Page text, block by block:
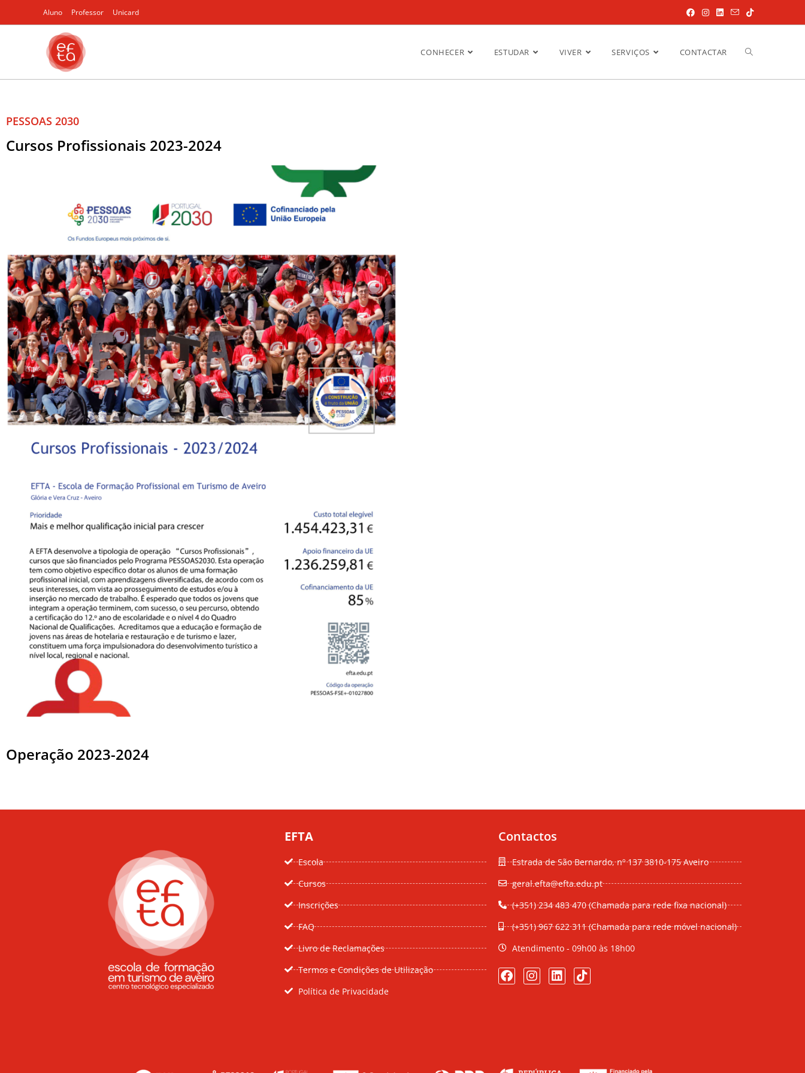
Aluno Professor Unicard
CONHECER ESTUDAR VIVER SERVIÇOS CONTACTAR
PESSOAS 2030
Cursos Profissionais 2023-2024
Operação 2023-2024
EFTA
Escola
Cursos
Inscrições
FAQ
Livro de Reclamações
Termos e Condições de Utilização
Política de Privacidade
Contactos
Estrada de São Bernardo, nº 137 3810-175 Aveiro
geral.efta@efta.edu.pt
(+351) 234 483 470 (Chamada para rede fixa nacional)
(+351) 967 622 311 (Chamada para rede móvel nacional)
Atendimento - 09h00 às 18h00